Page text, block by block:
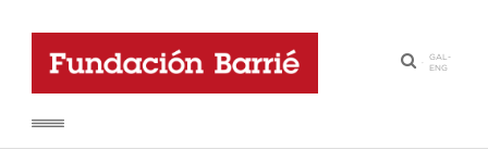
·
GAL-
ENG